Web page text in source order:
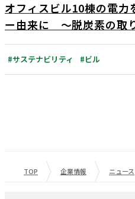
オフィスビル10棟の電力
ー由来に 〜脱炭素の取
企業等のSDGs達成に貢
#サステナビリティ #ビル
TOP 企業情報 ニュース